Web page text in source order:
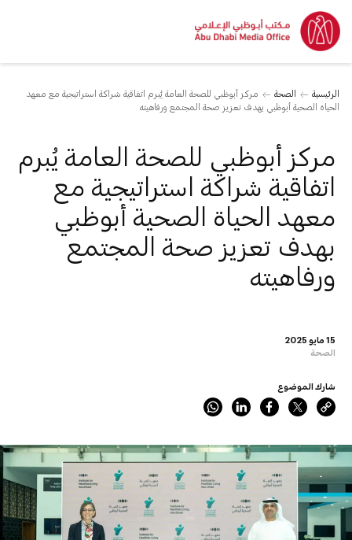
الرئيسية الصحة
مركز أبوظبي للصحة العامة يُبرم اتفاقية شراكة استراتيجية مع معهد
الحياة الصحية أبوظبي بهدف تعزيز صحة المجتمع ورفاهيته
15 مايو 2025
الصحة
مركز أبوظبي للصحة العامة يُبرم
اتفاقية شراكة استراتيجية مع
معهد الحياة الصحية أبوظبي
بهدف تعزيز صحة المجتمع
ورفاهيته
شارك الموضوع